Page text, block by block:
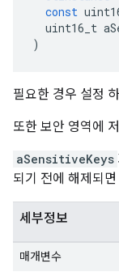
const
uint16_t
)
필요한 경우 설정
또한 보안 영역에
aSensitiveKeys
되기 전에 해제되
세부정보
매개변수